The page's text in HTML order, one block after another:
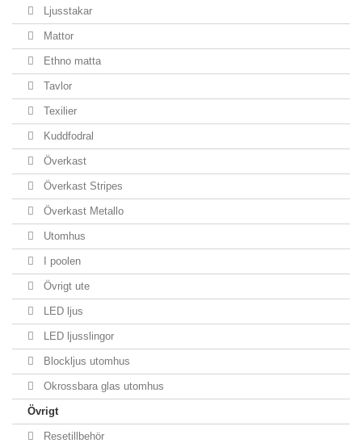
Ljusstakar
Mattor
Ethno matta
Tavlor
Texilier
Kuddfodral
Överkast
Överkast Stripes
Överkast Metallo
Utomhus
I poolen
Övrigt ute
LED ljus
LED ljusslingor
Blockljus utomhus
Okrossbara glas utomhus
Övrigt
Resetillbehör